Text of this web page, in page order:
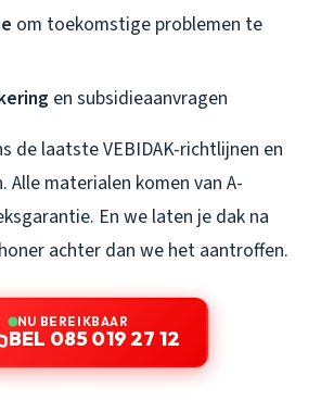
om toekomstige problemen te
en subsidieaanvragen
de laatste VEBIDAK-richtlijnen en
Alle materialen komen van A-
En we laten je dak na
achter dan we het aantroffen.
NU BEREIKBAAR
BEL 085 019 27 12